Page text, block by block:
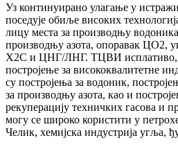
Уз континуирано улагање у
поседује обиље високих
лицу места за производњу
производњу азота, опоравак ЦО2,
Х2С и ЦНГ/ЛНГ. ТЦВИ исплативо,
постројење за висококвалитетне
су постројења за водоник,
за производњу азота, као и
рекуперацију техничких гасова и
могу се широко користити у
Челик, хемијска индустрија угља,